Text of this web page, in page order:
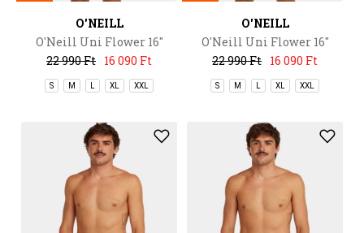
O'NEILL
O'Neill Uni Flower 16"
Swimshorts
22 990 Ft 16 090 Ft
S M L XL XXL
O'NEILL
O'Neill Uni Flower 16"
Swimshorts
22 990 Ft 16 090 Ft
S M L XL XXL